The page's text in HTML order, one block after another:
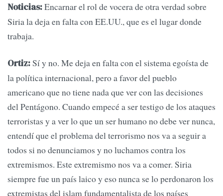
Noticias:Encarnar el rol de vocera de otra verdad sobre
Siria la deja en falta con EE.UU., que es el lugar donde
trabaja.
Ortiz:Sí y no. Me deja en falta con el sistema egoísta de
la política internacional, pero a favor del pueblo
americano que no tiene nada que ver con las decisiones
del Pentágono. Cuando empecé a ser testigo de los ataques
terroristas y a ver lo que un ser humano no debe ver nunca,
entendí que el problema del terrorismo nos va a seguir a
todos si no denunciamos y no luchamos contra los
extremismos. Este extremismo nos va a comer. Siria
siempre fue un país laico y eso nunca se lo perdonaron los
extremistas del islam fundamentalista de los países